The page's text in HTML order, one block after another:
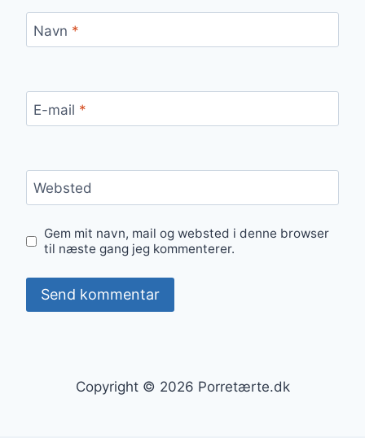
Navn *
E-mail *
Websted
Gem mit navn, mail og websted i denne browser
til næste gang jeg kommenterer.
Copyright © 2026 Porretærte.dk